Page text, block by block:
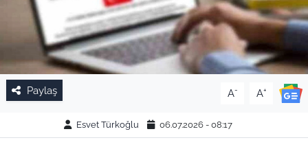
Paylaş A- A+
Esvet Türkoğlu 06.07.2026 - 08:17